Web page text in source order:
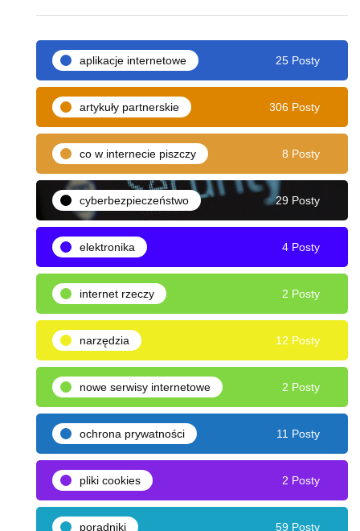
aplikacje internetowe 25 Posty
artykuły partnerskie 306 Posty
co w internecie piszczy 8 Posty
cyberbezpieczeństwo 29 Posty
elektronika 4 Posty
internet rzeczy 2 Posty
narzędzia 12 Posty
nowe serwisy internetowe 2 Posty
ochrona prywatności 11 Posty
pliki cookies 2 Posty
poradniki 59 Posty